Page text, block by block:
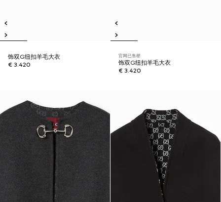
饰双G纽扣羊毛大衣
€ 3.420
官网已售罄
饰双G纽扣羊毛大衣
€ 3.420